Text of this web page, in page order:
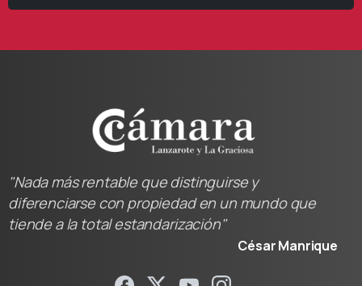
"Nada más rentable que distinguirse y
diferenciarse con propiedad en un mundo que
tiende a la total estandarización"
César Manrique